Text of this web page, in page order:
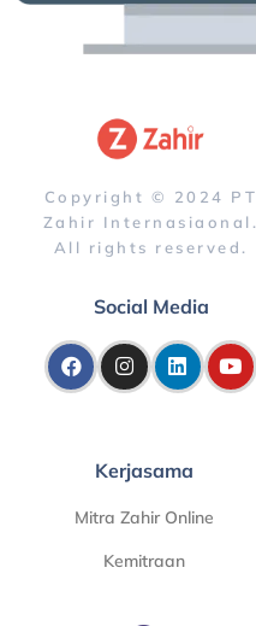
Copyright © 2024 PT
Zahir Internasiaonal.
All rights reserved.
Social Media
Kerjasama
Mitra Zahir Online
Kemitraan